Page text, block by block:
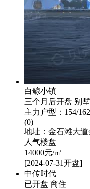
白鲸小镇
三个月后开盘 别墅
主力户型：154/
(0)
地址：金石滩大
人气楼盘
14000元/㎡
[2024-07-31开盘]
中传时代
已开盘 商住